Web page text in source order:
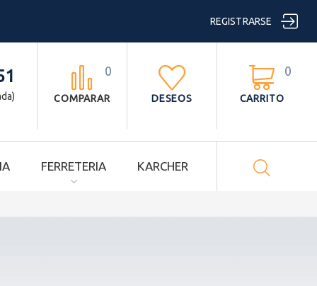
REGISTRARSE 

CARRITO
0

DESEOS

COMPARAR
0
FERRETERIA KARCHER 